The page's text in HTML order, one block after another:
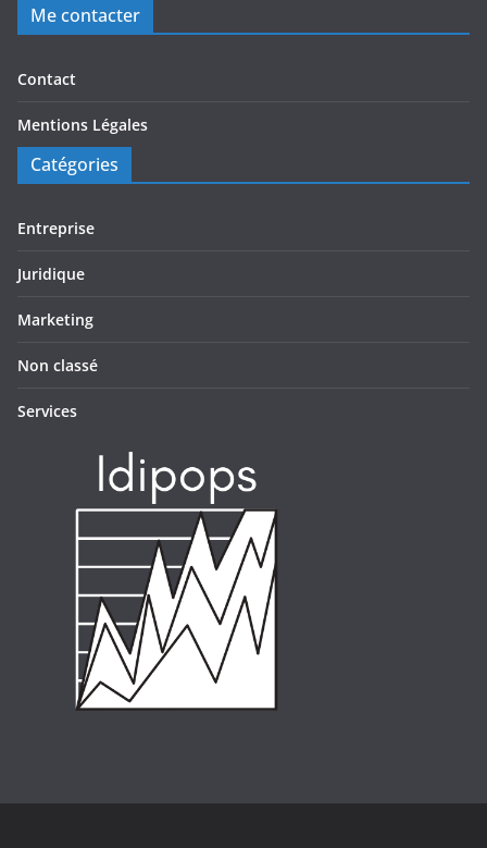
Me contacter
Contact
Mentions Légales
Catégories
Entreprise
Juridique
Marketing
Non classé
Services